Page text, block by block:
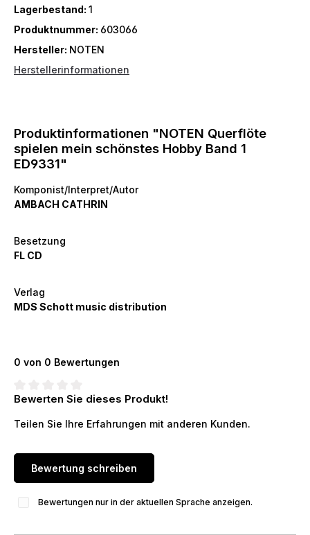
Lagerbestand: 1
Produktnummer: 603066
Hersteller: NOTEN
Herstellerinformationen
Produktinformationen "NOTEN Querflöte
spielen mein schönstes Hobby Band 1
ED9331"
Komponist/Interpret/Autor
AMBACH CATHRIN
Besetzung
FL CD
Verlag
MDS Schott music distribution
0 von 0 Bewertungen
Durchschnittliche Bewertung von 0 von 5 Sternen
Bewerten Sie dieses Produkt!
Teilen Sie Ihre Erfahrungen mit anderen Kunden.
Bewertung schreiben
Bewertungen nur in der aktuellen Sprache anzeigen.